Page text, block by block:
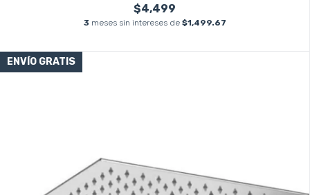
$4,499
3 meses sin intereses de $1,499.67
ENVÍO GRATIS